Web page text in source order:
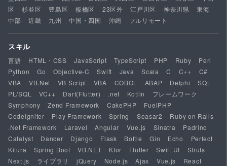
区
杉並区 豊島区 板橋区 23区外 江戸川区 神奈川県
東海
中部
近畿 九州 中国・四国 沖縄 フルリモート
スキル
言語 HTML・CSS JavaScript TypeScript PHP Ruby
Perl
Python
Go Objective-C Swift Java Scala C C++
C#
VBA
VB.Net VB Script VBA COBOL ABAP Delphi
SQL
PL/SQL
VC++ Dart(Flutter) .net Kotlin
フレームワーク
Symphony
Zend Framework CakePHP
FuelPHP
CodeIgniter
Play Framework Spring Seasar2
Ruby on Rails
.Net Framework
Laravel Angular Vue.js Sinatra
Padrino
Catalyst
Dancer Django Flask Bottle Gin Echo
Perfect
Kitura
Spring Boot VB.NET Ktor Flutter Swift UI
Struts
Next.js
ライブラリ jQuery Node.js Ajax Vue.js
React